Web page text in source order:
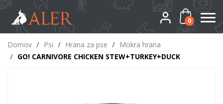
0
Domov / Psi / Hrana za pse / Mokra hrana
/ GO! CARNIVORE CHICKEN STEW+TURKEY+DUCK